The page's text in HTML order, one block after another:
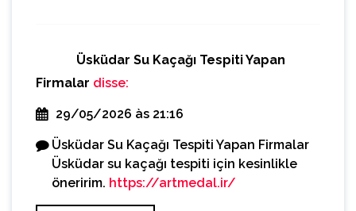
Üsküdar Su Kaçağı Tespiti Yapan
Firmalar disse:
29/05/2026 às 21:16
Üsküdar Su Kaçağı Tespiti Yapan Firmalar
Üsküdar su kaçağı tespiti için kesinlikle
öneririm. https://artmedal.ir/